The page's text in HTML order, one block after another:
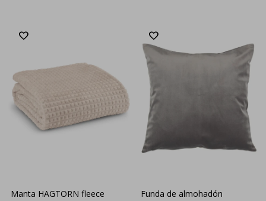
Manta HAGTORN fleece
Funda de almohadón